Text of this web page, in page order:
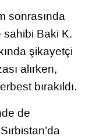
sonrasında
Baki K.
şikayetçi
alırken,
bırakıldı.
de